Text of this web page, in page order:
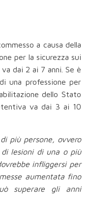
a causa della
per la sicurezza sui
dai 2 ai 7 anni. Se è
una professione per
dello Stato
va dai 3 ai 10
più persone, ovvero
lesioni di una o più
infliggersi per
aumentata fino
superare gli anni